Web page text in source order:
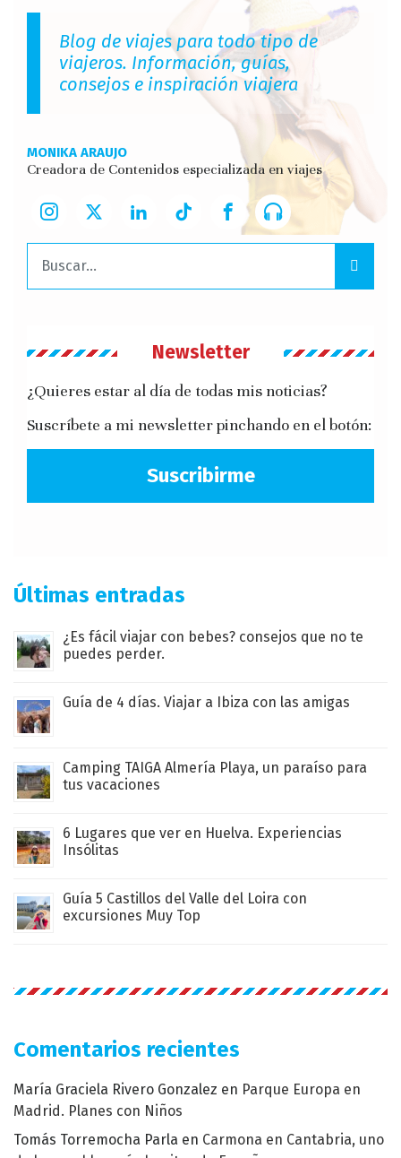
Blog de viajes para todo tipo de
viajeros. Información, guías,
consejos e inspiración viajera
MONIKA ARAUJO
Creadora de Contenidos especializada en viajes
Buscar:
Newsletter
¿Quieres estar al día de todas mis noticias?
Suscríbete a mi newsletter pinchando en el botón:
Suscribirme
Últimas entradas
¿Es fácil viajar con bebes? consejos que no te
puedes perder.
Guía de 4 días. Viajar a Ibiza con las amigas
Camping TAIGA Almería Playa, un paraíso para
tus vacaciones
6 Lugares que ver en Huelva. Experiencias
Insólitas
Guía 5 Castillos del Valle del Loira con
excursiones Muy Top
Comentarios recientes
María Graciela Rivero Gonzalez en Parque Europa en
Madrid. Planes con Niños
Tomás Torremocha Parla en Carmona en Cantabria, uno